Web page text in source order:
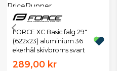
FORCE XC Basic fälg 29"
(622x23) aluminium 36
ekerhål skivbroms svart
289,00 kr